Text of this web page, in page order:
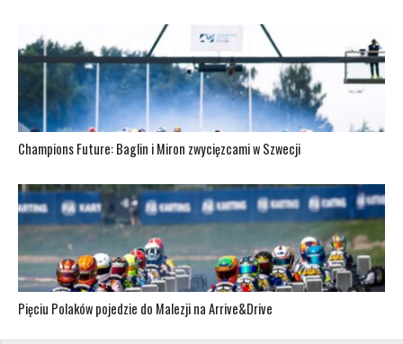
Champions Future: Baglin i Miron zwycięzcami w Szwecji
Pięciu Polaków pojedzie do Malezji na Arrive&Drive